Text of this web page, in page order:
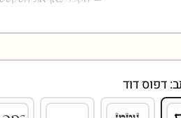
דפוס דוד